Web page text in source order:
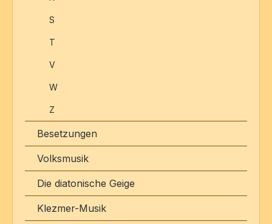
S
T
V
W
Z
Besetzungen
Volksmusik
Die diatonische Geige
Klezmer-Musik